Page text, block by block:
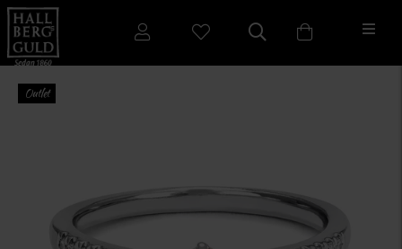
Outlet